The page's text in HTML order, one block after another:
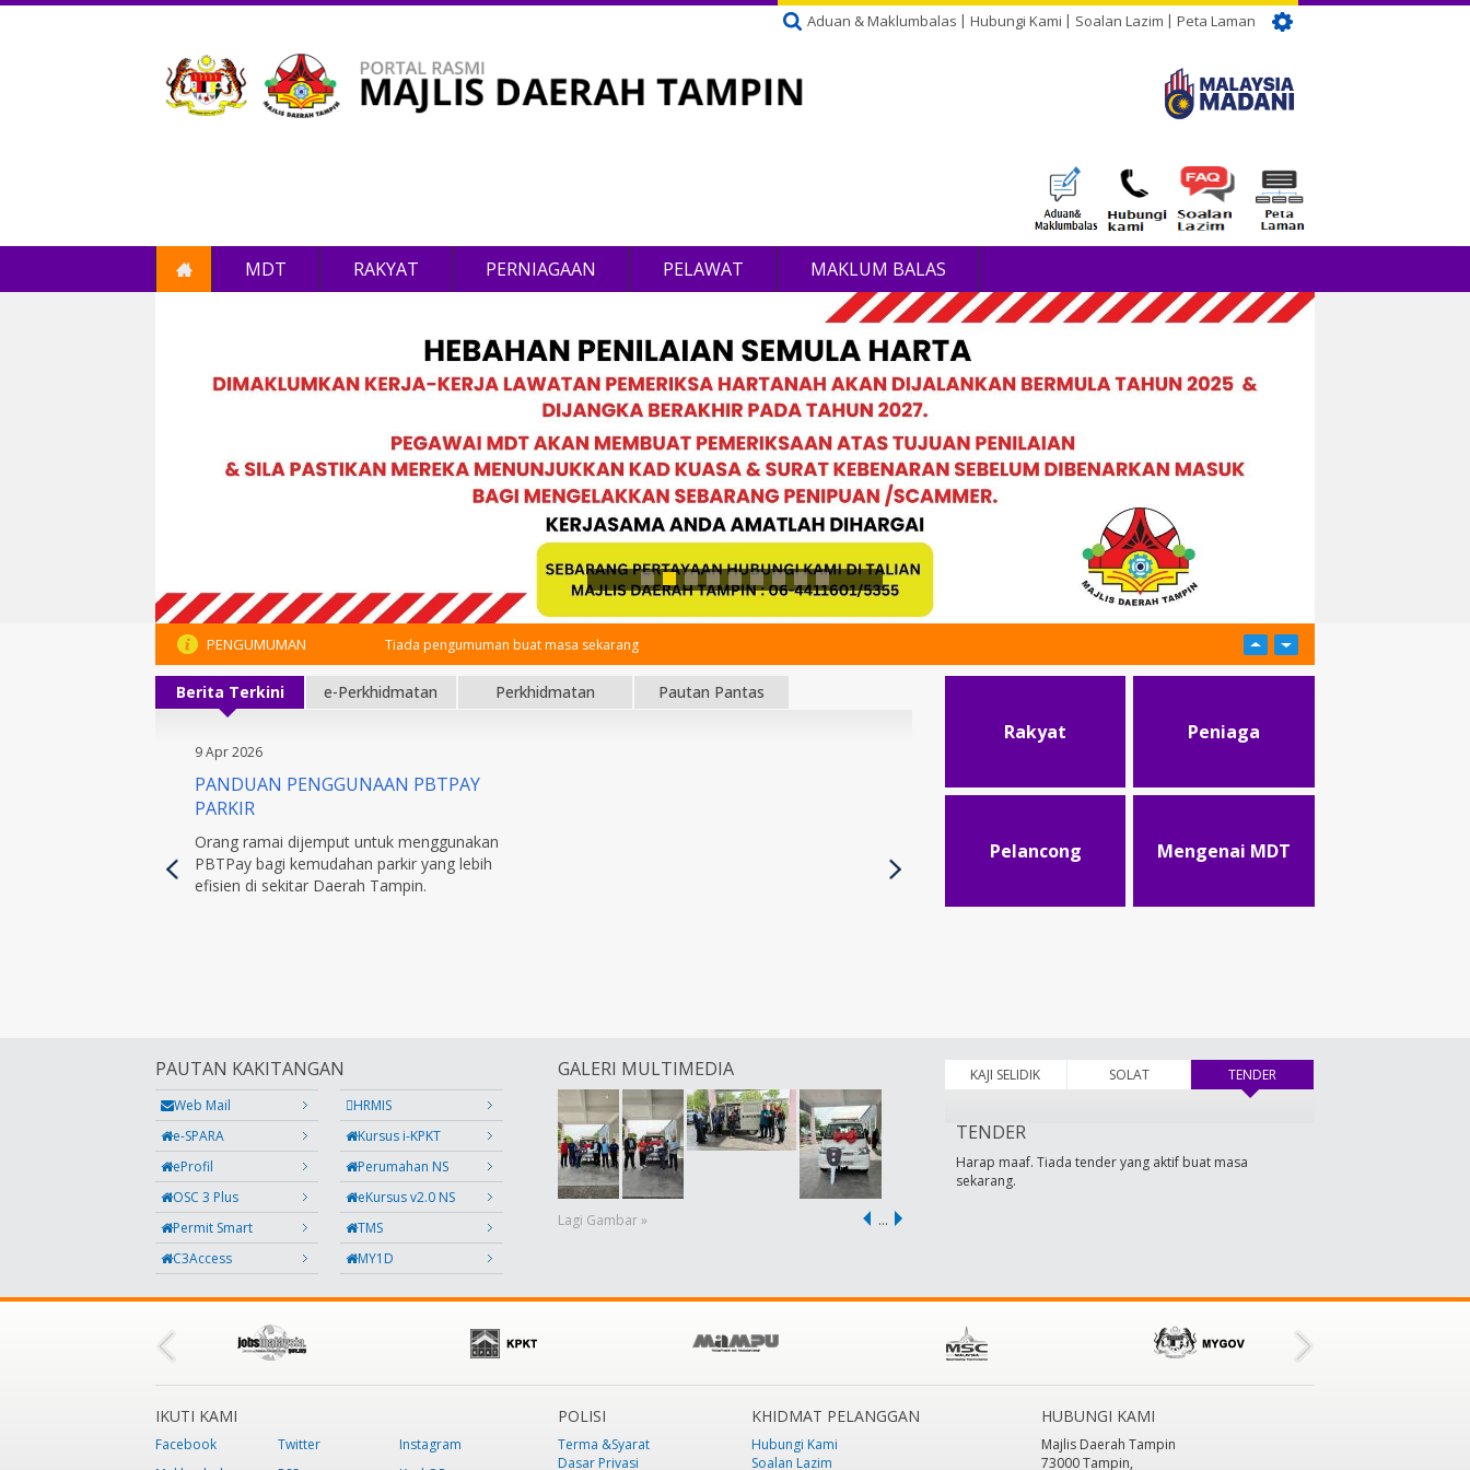
Aduan & Maklumbalas Hubungi Kami Soalan Lazim Peta Laman
MDT RAKYAT PERNIAGAAN PELAWAT MAKLUM BALAS
PENGUMUMAN Tiada pengumuman buat masa sekarang
Berita Terkini e-Perkhidmatan Perkhidmatan Pautan Pantas
9 Apr 2026
PANDUAN PENGGUNAAN PBTPAY
PARKIR
Orang ramai dijemput untuk menggunakan
PBTPay bagi kemudahan parkir yang lebih
efisien di sekitar Daerah Tampin.
Rakyat Peniaga
Pelancong Mengenai MDT
PAUTAN KAKITANGAN
Web Mail
HRMIS
e-SPARA
Kursus i-KPKT
eProfil
Perumahan NS
OSC 3 Plus
eKursus v2.0 NS
Permit Smart
TMS
C3Access
MY1D
GALERI MULTIMEDIA
Lagi Gambar » …
KAJI SELIDIK SOLAT TENDER(tab aktif)
TENDER
Harap maaf. Tiada tender yang aktif buat masa
sekarang.
IKUTI KAMI
Facebook Twitter
Instagram
POLISI
Terma &Syarat
Dasar Privasi
KHIDMAT PELANGGAN
Hubungi Kami
Soalan Lazim
HUBUNGI KAMI
Majlis Daerah Tampin
73000 Tampin,